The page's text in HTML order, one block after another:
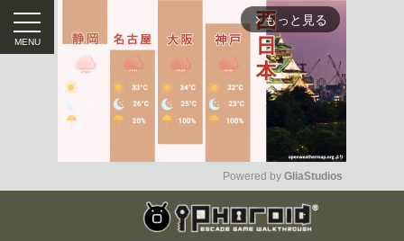
arrow_forward_ios もっと見る
Mute
Powered by GliaStudios